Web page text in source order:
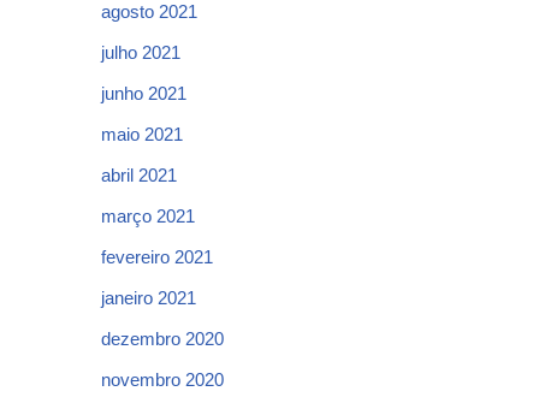
agosto 2021
julho 2021
junho 2021
maio 2021
abril 2021
março 2021
fevereiro 2021
janeiro 2021
dezembro 2020
novembro 2020